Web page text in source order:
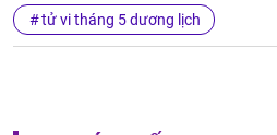
tử vi tháng 5 dương lịch